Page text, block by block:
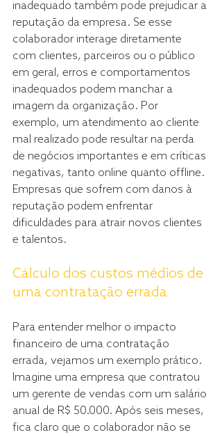
inadequado também pode prejudicar a
reputação da empresa. Se esse
colaborador interage diretamente
com clientes, parceiros ou o público
em geral, erros e comportamentos
inadequados podem manchar a
imagem da organização. Por
exemplo, um atendimento ao cliente
mal realizado pode resultar na perda
de negócios importantes e em críticas
negativas, tanto online quanto offline.
Empresas que sofrem com danos à
reputação podem enfrentar
dificuldades para atrair novos clientes
e talentos.
Cálculo dos custos médios de
uma contratação errada
Para entender melhor o impacto
financeiro de uma contratação
errada, vejamos um exemplo prático.
Imagine uma empresa que contratou
um gerente de vendas com um salário
anual de R$ 50.000. Após seis meses,
fica claro que o colaborador não se